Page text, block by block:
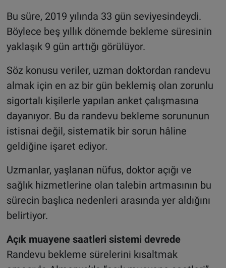
Bu süre, 2019 yılında 33 gün seviyesindeydi.
Böylece beş yıllık dönemde bekleme süresinin
yaklaşık 9 gün arttığı görülüyor.
Söz konusu veriler, uzman doktordan randevu
almak için en az bir gün beklemiş olan zorunlu
sigortalı kişilerle yapılan anket çalışmasına
dayanıyor. Bu da randevu bekleme sorununun
istisnai değil, sistematik bir sorun hâline
geldiğine işaret ediyor.
Uzmanlar, yaşlanan nüfus, doktor açığı ve
sağlık hizmetlerine olan talebin artmasının bu
sürecin başlıca nedenleri arasında yer aldığını
belirtiyor.
Açık muayene saatleri sistemi devrede
Randevu bekleme sürelerini kısaltmak